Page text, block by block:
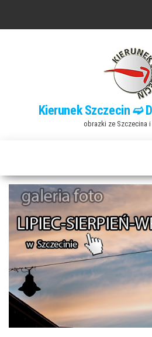
Kierunek Szczecin ➫
obrazki ze Szczecina